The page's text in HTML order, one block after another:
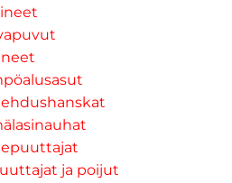
ja poijut